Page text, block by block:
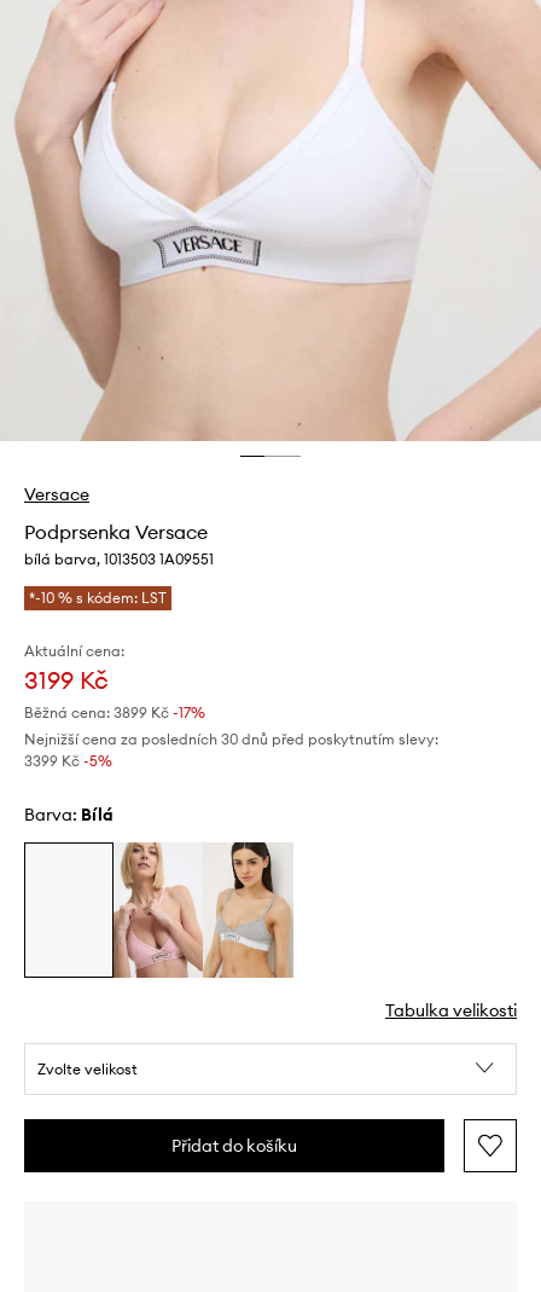
Versace
Podprsenka Versace
bílá barva, 1013503 1A09551
*-10 % s kódem: LST
Aktuální cena:
3199 Kč
Běžná cena: 3899 Kč -17%
Nejnižší cena za posledních 30 dnů před poskytnutím slevy:
3399 Kč -5%
Barva: bílá
Tabulka velikosti
Zvolte velikost
Přidat do košíku